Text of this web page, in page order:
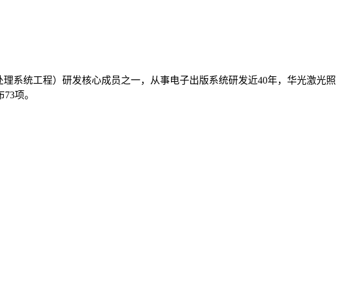
系统工程）研发核心成员之一，从事电子出版系统研发近40年，华光激光照
项。